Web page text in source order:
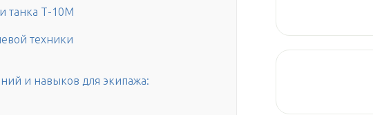
танка Т-10М
техники
и навыков для экипажа: